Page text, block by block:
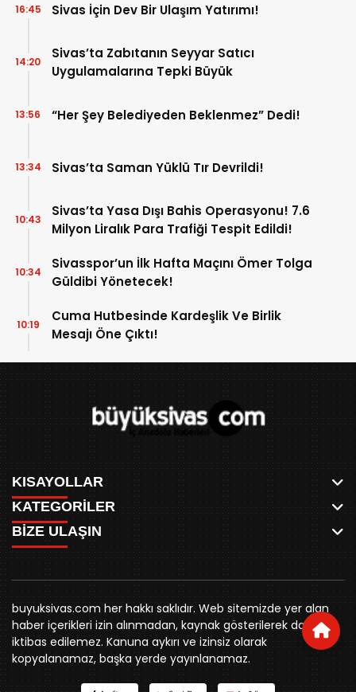
Sivas İçin Dev Bir Ulaşım Yatırımı!
16:45
Sivas’ta Zabıtanın Seyyar Satıcı
Uygulamalarına Tepki Büyük
14:20
“Her Şey Belediyeden Beklenmez” Dedi!
13:56
Sivas’ta Saman Yüklü Tır Devrildi!
13:34
Sivas’ta Yasa Dışı Bahis Operasyonu! 7.6
Milyon Liralık Para Trafiği Tespit Edildi!
10:43
Sivasspor’un İlk Hafta Maçını Ömer Tolga
Güldibi Yönetecek!
10:34
Cuma Hutbesinde Kardeşlik Ve Birlik
Mesajı Öne Çıktı!
10:19
KISAYOLLAR
ANASAYFA
AKSU CANLI
MEYDAN CANLI
MEDRESELER CANLI
MERAKÜM CANLI
YUKARI TEKKE CANLI
KURUMSAL KİMLİK
REKLAM FİYATLARI
BİZE ULAŞIN
KÜNYE
KATEGORİLER
WHATSAPP
SPOR
SİYASET
BELEDİYE
SİVAS VALİLİĞİ
ÜNİVERSİTE
KURUMLAR
STK
YORUM
BİZE ULAŞIN
0346 221 00 60
buyuksivashaber@gmail.com
Örtülüpınar Mah. İnönü Bulvarı Özkahya Apt. Kat:3 D:7
Sivas
buyuksivas.com her hakkı saklıdır. Web sitemizde yer alan
haber içerikleri izin alınmadan, kaynak gösterilerek dahi
iktibas edilemez. Kanuna aykırı ve izinsiz olarak
kopyalanamaz, başka yerde yayınlanamaz.